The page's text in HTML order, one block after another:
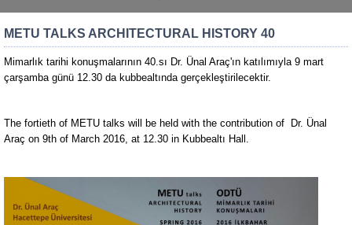
METU TALKS ARCHITECTURAL HISTORY 40
Mimarlık tarihi konuşmalarının 40.sı Dr. Ünal Araç'ın katılımıyla 9 mart
çarşamba günü 12.30 da kubbealtında gerçekleştirilecektir.
The fortieth of METU talks will be held with the contribution of Dr. Ünal
Araç on 9th of March 2016, at 12.30 in Kubbealtı Hall.